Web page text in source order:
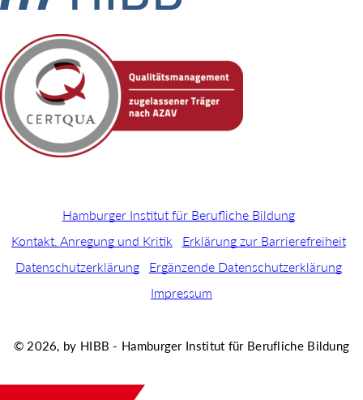
Hamburger Institut für Berufliche Bildung
Kontakt, Anregung und Kritik
Erklärung zur Barrierefreiheit
Datenschutzerklärung
Ergänzende Datenschutzerklärung
Impressum
© 2026, by HIBB - Hamburger Institut für Berufliche Bildung